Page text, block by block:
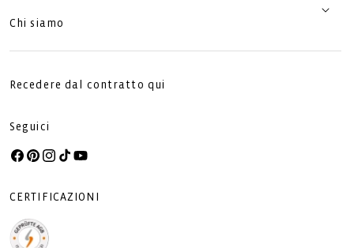
Chi siamo
Recedere dal contratto qui
Seguici
Facebook
Pinterest
Instagram
TikTokYouTube
CERTIFICAZIONI